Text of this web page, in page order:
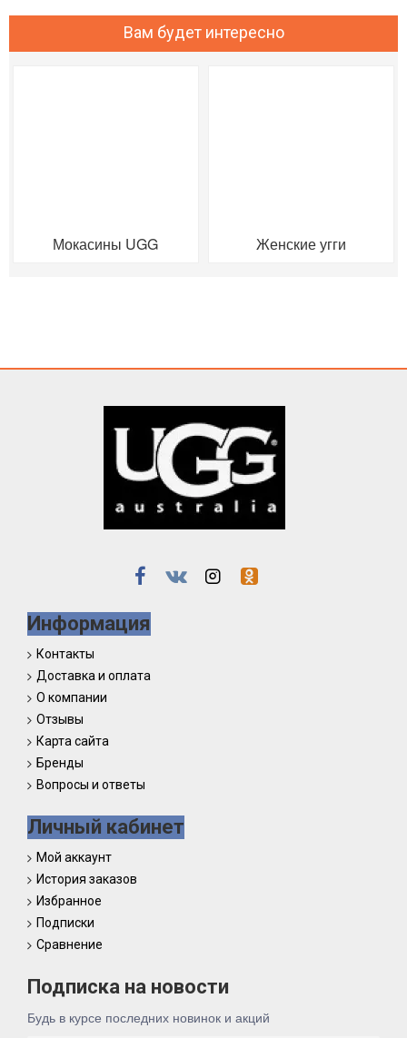
Вам будет интересно
Мокасины UGG Женские угги
Информация
Контакты
Доставка и оплата
О компании
Отзывы
Карта сайта
Бренды
Вопросы и ответы
Личный кабинет
Мой аккаунт
История заказов
Избранное
Подписки
Сравнение
Подписка на новости
Будь в курсе последних новинок и акций